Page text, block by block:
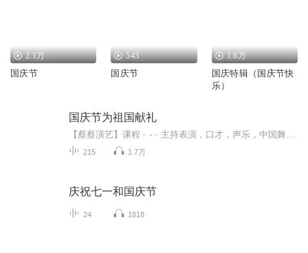
2.1万
国庆节
543
国庆节
1.6万
国庆特辑（国庆节快
乐）
国庆节为祖国献礼
215 1.7万
庆祝七一和国庆节
24 1818